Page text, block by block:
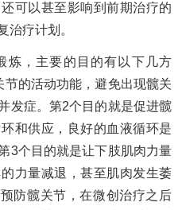
可以甚至影响到前期治疗的
治疗计划。
炼，主要的目的有以下几方
的活动功能，避免出现髋关
发症。第2个目的就是促进髋
和供应，良好的血液循环是
3个目的就是让下肢肌肉力量
力量减退，甚至肌肉发生萎
防髋关节，在微创治疗之后